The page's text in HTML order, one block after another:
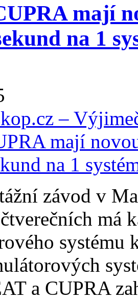
mají
na 1
závod v
má
systému
a CUPRA